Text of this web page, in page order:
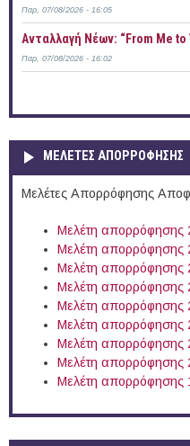
Παρ, 07/08/2026 - 16:05
Ανταλλαγή Νέων: “From Me to
Παρ, 07/08/2026 - 16:02
ΜΕΛΕΤΕΣ ΑΠΟΡΡΟΦΗΣΗΣ
Μελέτες Απορρόφησης
Μελέτη απορρόφησης
Μελέτη απορρόφησης
Μελέτη απορρόφησης
Μελέτη απορρόφησης
Μελέτη απορρόφησης
Μελέτη απορρόφησης
Μελέτη απορρόφησης
Μελέτη απορρόφησης
Μελέτη απορρόφησης